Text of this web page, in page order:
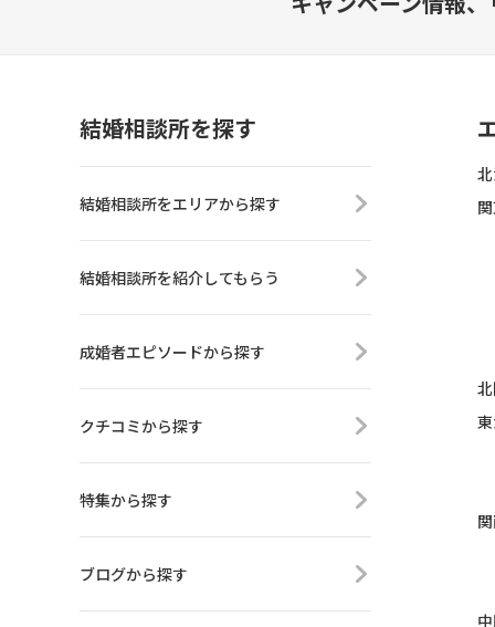
結婚相談所を探す
結婚相談所をエリアから探す
結婚相談所を紹介してもらう
成婚者エピソードから探す
クチコミから探す
特集から探す
ブログから探す